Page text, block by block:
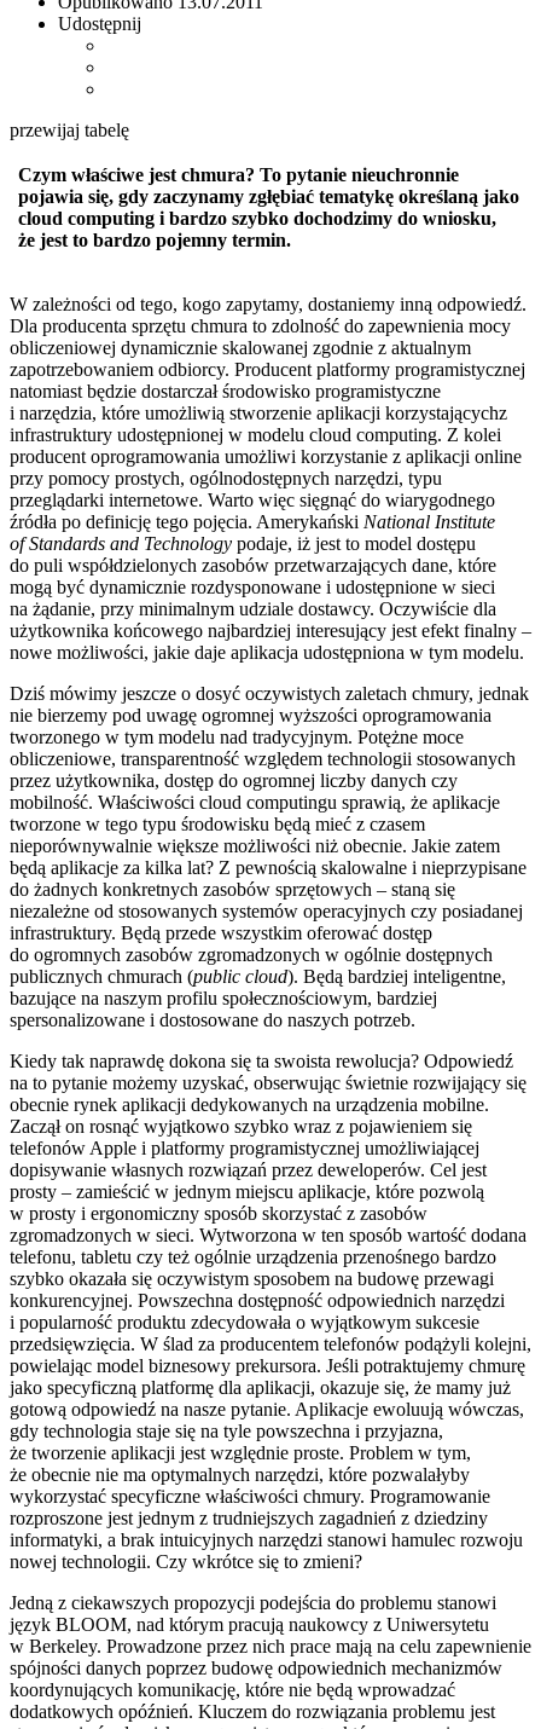
Udostępnij
przewijaj tabelę
Czym właściwe jest chmura? To pytanie nieuchronnie
pojawia się, gdy zaczynamy zgłębiać tematykę określaną jako
cloud computing i bardzo szybko dochodzimy do wniosku,
że jest to bardzo pojemny termin.
W zależności od tego, kogo zapytamy, dostaniemy inną odpowiedź.
Dla producenta sprzętu chmura to zdolność do zapewnienia mocy
obliczeniowej dynamicznie skalowanej zgodnie z aktualnym
zapotrzebowaniem odbiorcy. Producent platformy programistycznej
natomiast będzie dostarczał środowisko programistyczne
i narzędzia, które umożliwią stworzenie aplikacji korzystającychz
infrastruktury udostępnionej w modelu cloud computing. Z kolei
producent oprogramowania umożliwi korzystanie z aplikacji online
przy pomocy prostych, ogólnodostępnych narzędzi, typu
przeglądarki internetowe. Warto więc sięgnąć do wiarygodnego
źródła po definicję tego pojęcia. Amerykański National Institute
of Standards and Technology podaje, iż jest to model dostępu
do puli współdzielonych zasobów przetwarzających dane, które
mogą być dynamicznie rozdysponowane i udostępnione w sieci
na żądanie, przy minimalnym udziale dostawcy. Oczywiście dla
użytkownika końcowego najbardziej interesujący jest efekt finalny –
nowe możliwości, jakie daje aplikacja udostępniona w tym modelu.
Dziś mówimy jeszcze o dosyć oczywistych zaletach chmury, jednak
nie bierzemy pod uwagę ogromnej wyższości oprogramowania
tworzonego w tym modelu nad tradycyjnym. Potężne moce
obliczeniowe, transparentność względem technologii stosowanych
przez użytkownika, dostęp do ogromnej liczby danych czy
mobilność. Właściwości cloud computingu sprawią, że aplikacje
tworzone w tego typu środowisku będą mieć z czasem
nieporównywalnie większe możliwości niż obecnie. Jakie zatem
będą aplikacje za kilka lat? Z pewnością skalowalne i nieprzypisane
do żadnych konkretnych zasobów sprzętowych – staną się
niezależne od stosowanych systemów operacyjnych czy posiadanej
infrastruktury. Będą przede wszystkim oferować dostęp
do ogromnych zasobów zgromadzonych w ogólnie dostępnych
publicznych chmurach (public cloud). Będą bardziej inteligentne,
bazujące na naszym profilu społecznościowym, bardziej
spersonalizowane i dostosowane do naszych potrzeb.
Kiedy tak naprawdę dokona się ta swoista rewolucja? Odpowiedź
na to pytanie możemy uzyskać, obserwując świetnie rozwijający się
obecnie rynek aplikacji dedykowanych na urządzenia mobilne.
Zaczął on rosnąć wyjątkowo szybko wraz z pojawieniem się
telefonów Apple i platformy programistycznej umożliwiającej
dopisywanie własnych rozwiązań przez deweloperów. Cel jest
prosty – zamieścić w jednym miejscu aplikacje, które pozwolą
w prosty i ergonomiczny sposób skorzystać z zasobów
zgromadzonych w sieci. Wytworzona w ten sposób wartość dodana
telefonu, tabletu czy też ogólnie urządzenia przenośnego bardzo
szybko okazała się oczywistym sposobem na budowę przewagi
konkurencyjnej. Powszechna dostępność odpowiednich narzędzi
i popularność produktu zdecydowała o wyjątkowym sukcesie
przedsięwzięcia. W ślad za producentem telefonów podążyli kolejni,
powielając model biznesowy prekursora. Jeśli potraktujemy chmurę
jako specyficzną platformę dla aplikacji, okazuje się, że mamy już
gotową odpowiedź na nasze pytanie. Aplikacje ewoluują wówczas,
gdy technologia staje się na tyle powszechna i przyjazna,
że tworzenie aplikacji jest względnie proste. Problem w tym,
że obecnie nie ma optymalnych narzędzi, które pozwalałyby
wykorzystać specyficzne właściwości chmury. Programowanie
rozproszone jest jednym z trudniejszych zagadnień z dziedziny
informatyki, a brak intuicyjnych narzędzi stanowi hamulec rozwoju
nowej technologii. Czy wkrótce się to zmieni?
Jedną z ciekawszych propozycji podejścia do problemu stanowi
język BLOOM, nad którym pracują naukowcy z Uniwersytetu
w Berkeley. Prowadzone przez nich prace mają na celu zapewnienie
spójności danych poprzez budowę odpowiednich mechanizmów
koordynujących komunikację, które nie będą wprowadzać
dodatkowych opóźnień. Kluczem do rozwiązania problemu jest